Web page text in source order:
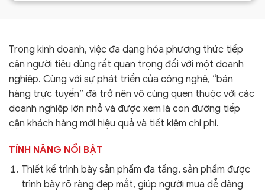
Trong kinh doanh, việc đa dạng hóa phương thức tiếp
cận người tiêu dùng rất quan trọng đối với một doanh
nghiệp. Cùng với sự phát triển của công nghệ, “bán
hàng trực tuyến” đã trở nên vô cùng quen thuộc với các
doanh nghiệp lớn nhỏ và được xem là con đường tiếp
cận khách hàng mới hiệu quả và tiết kiệm chi phí.
TÍNH NĂNG NỔI BẬT
Thiết kế trình bày sản phẩm đa tầng, sản phẩm được
trình bày rõ ràng đẹp mắt, giúp người mua dễ dàng